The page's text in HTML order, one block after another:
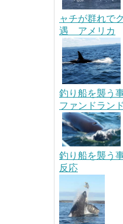
ャチが群れで
遇 アメリカ
釣り船を襲
ファンドラン
釣り船を襲う
反応